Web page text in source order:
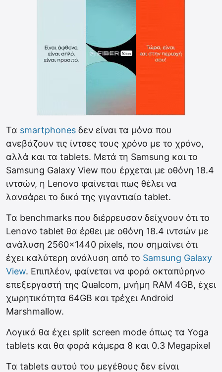
Τα smartphones δεν είναι τα μόνα που
ανεβάζουν τις ίντσες τους χρόνο με το χρόνο,
αλλά και τα tablets. Μετά τη Samsung και το
Samsung Galaxy View που έρχεται με οθόνη 18.4
ιντσών, η Lenovo φαίνεται πως θέλει να
λανσάρει το δικό της γιγαντιαίο tablet.
Τα benchmarks που διέρρευσαν δείχνουν ότι το
Lenovo tablet θα έρθει με οθόνη 18.4 ιντσών με
ανάλυση 2560×1440 pixels, που σημαίνει ότι
έχει καλύτερη ανάλυση από το Samsung Galaxy
View. Επιπλέον, φαίνεται να φορά οκταπύρηνο
επεξεργαστή της Qualcom, μνήμη RAM 4GB, έχει
χωρητικότητα 64GB και τρέχει Android
Marshmallow.
Λογικά θα έχει split screen mode όπως τα Yoga
tablets και θα φορά κάμερα 8 και 0.3 Megapixel
Τα tablets αυτού του μεγέθους δεν είναι